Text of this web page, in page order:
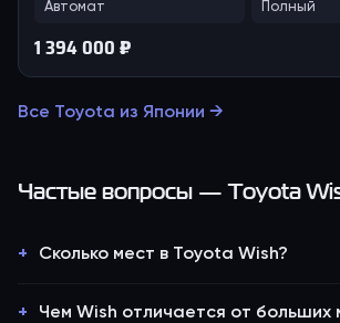
Автомат Полный
1 394 000 ₽
Все Toyota из Японии →
Частые вопросы —Toyota
Сколько мест в Toyota Wish?
Чем Wish отличается от больших